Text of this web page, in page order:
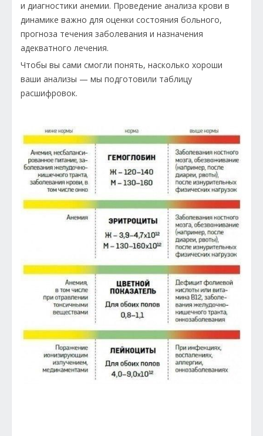
и диагностики анемии. Проведение анализа крови в
динамике важно для оценки состояния больного,
прогноза течения заболевания и назначения
адекватного лечения.
Чтобы вы сами смогли понять, насколько хороши
ваши анализы — мы подготовили таблицу
расшифровок.